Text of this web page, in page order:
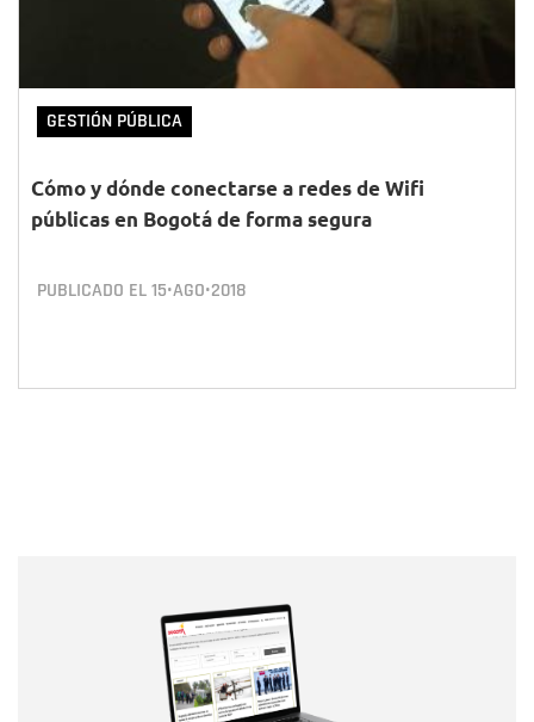
GESTIÓN PÚBLICA
Cómo y dónde conectarse a redes de Wifi
públicas en Bogotá de forma segura
PUBLICADO EL15•AGO•2018
Correo electrónico